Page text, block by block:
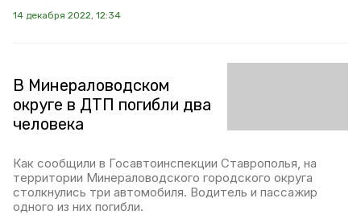
14 декабря 2022, 12:34
В Минераловодском
округе в ДТП погибли два
человека
Как сообщили в Госавтоинспекции Ставрополья, на
территории Минераловодского городского округа
столкнулись три автомобиля. Водитель и пассажир
одного из них погибли.